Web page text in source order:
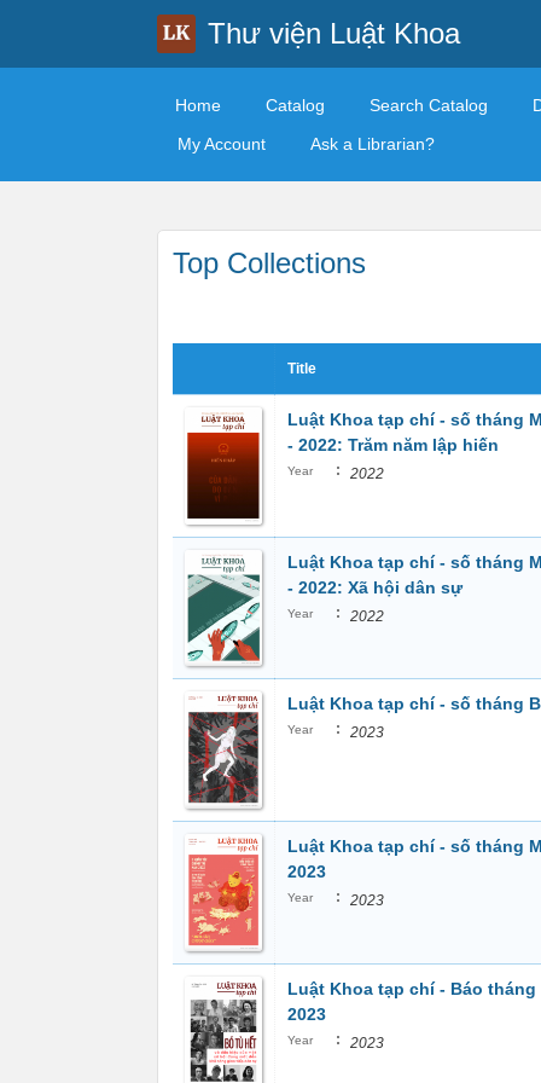
Thư viện Luật Khoa
Home Catalog Search Catalog
My Account
Ask a Librarian?
Top Collections
Title
Luật Khoa tạp chí - số tháng
- 2022: Trăm năm lập hiến
Year : 2022
Luật Khoa tạp chí - số tháng
- 2022: Xã hội dân sự
Year : 2022
Luật Khoa tạp chí - số tháng
Year : 2023
Luật Khoa tạp chí - số tháng
2023
Year : 2023
Luật Khoa tạp chí - Báo tháng
2023
Year : 2023